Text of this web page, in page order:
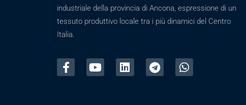
industriale della provincia di Ancona, espressione di un
tessuto produttivo locale tra i più dinamici del Centro
Italia.